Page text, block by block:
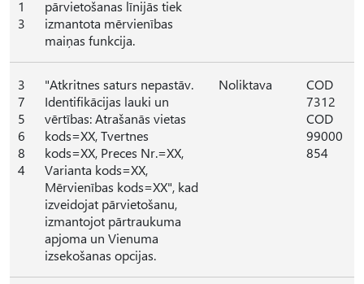
1
3
pārvietošanas līnijās tiek
izmantota mērvienības
maiņas funkcija.
3
7
5
6
8
4
"Atkritnes saturs nepastāv.
Identifikācijas lauki un
vērtības: Atrašanās vietas
kods=XX, Tvertnes
kods=XX, Preces Nr.=XX,
Varianta kods=XX,
Mērvienības kods=XX", kad
izveidojat pārvietošanu,
izmantojot pārtraukuma
apjoma un Vienuma
izsekošanas opcijas.
Noliktava
COD
7312
COD
99000
854